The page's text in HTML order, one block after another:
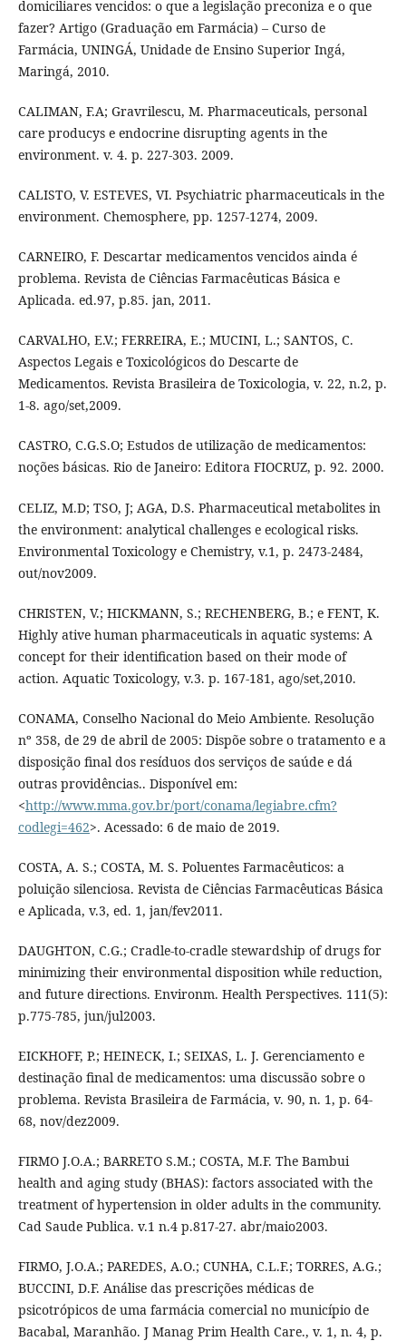
domiciliares vencidos: o que a legislação preconiza e o que
fazer? Artigo (Graduação em Farmácia) – Curso de
Farmácia, UNINGÁ, Unidade de Ensino Superior Ingá,
Maringá, 2010.
CALIMAN, F.A; Gravrilescu, M. Pharmaceuticals, personal
care producys e endocrine disrupting agents in the
environment. v. 4. p. 227-303. 2009.
CALISTO, V. ESTEVES, VI. Psychiatric pharmaceuticals in the
environment. Chemosphere, pp. 1257-1274, 2009.
CARNEIRO, F. Descartar medicamentos vencidos ainda é
problema. Revista de Ciências Farmacêuticas Básica e
Aplicada. ed.97, p.85. jan, 2011.
CARVALHO, E.V.; FERREIRA, E.; MUCINI, L.; SANTOS, C.
Aspectos Legais e Toxicológicos do Descarte de
Medicamentos. Revista Brasileira de Toxicologia, v. 22, n.2, p.
1-8. ago/set,2009.
CASTRO, C.G.S.O; Estudos de utilização de medicamentos:
noções básicas. Rio de Janeiro: Editora FIOCRUZ, p. 92. 2000.
CELIZ, M.D; TSO, J; AGA, D.S. Pharmaceutical metabolites in
the environment: analytical challenges e ecological risks.
Environmental Toxicology e Chemistry, v.1, p. 2473-2484,
out/nov2009.
CHRISTEN, V.; HICKMANN, S.; RECHENBERG, B.; e FENT, K.
Highly ative human pharmaceuticals in aquatic systems: A
concept for their identification based on their mode of
action. Aquatic Toxicology, v.3. p. 167-181, ago/set,2010.
CONAMA, Conselho Nacional do Meio Ambiente. Resolução
nº 358, de 29 de abril de 2005: Dispõe sobre o tratamento e a
disposição final dos resíduos dos serviços de saúde e dá
outras providências.. Disponível em:
<http://www.mma.gov.br/port/conama/legiabre.cfm?
codlegi=462>. Acessado: 6 de maio de 2019.
COSTA, A. S.; COSTA, M. S. Poluentes Farmacêuticos: a
poluição silenciosa. Revista de Ciências Farmacêuticas Básica
e Aplicada, v.3, ed. 1, jan/fev2011.
DAUGHTON, C.G.; Cradle-to-cradle stewardship of drugs for
minimizing their environmental disposition while reduction,
and future directions. Environm. Health Perspectives. 111(5):
p.775-785, jun/jul2003.
EICKHOFF, P.; HEINECK, I.; SEIXAS, L. J. Gerenciamento e
destinação final de medicamentos: uma discussão sobre o
problema. Revista Brasileira de Farmácia, v. 90, n. 1, p. 64-
68, nov/dez2009.
FIRMO J.O.A.; BARRETO S.M.; COSTA, M.F. The Bambui
health and aging study (BHAS): factors associated with the
treatment of hypertension in older adults in the community.
Cad Saude Publica. v.1 n.4 p.817-27. abr/maio2003.
FIRMO, J.O.A.; PAREDES, A.O.; CUNHA, C.L.F.; TORRES, A.G.;
BUCCINI, D.F. Análise das prescrições médicas de
psicotrópicos de uma farmácia comercial no município de
Bacabal, Maranhão. J Manag Prim Health Care., v. 1, n. 4, p.